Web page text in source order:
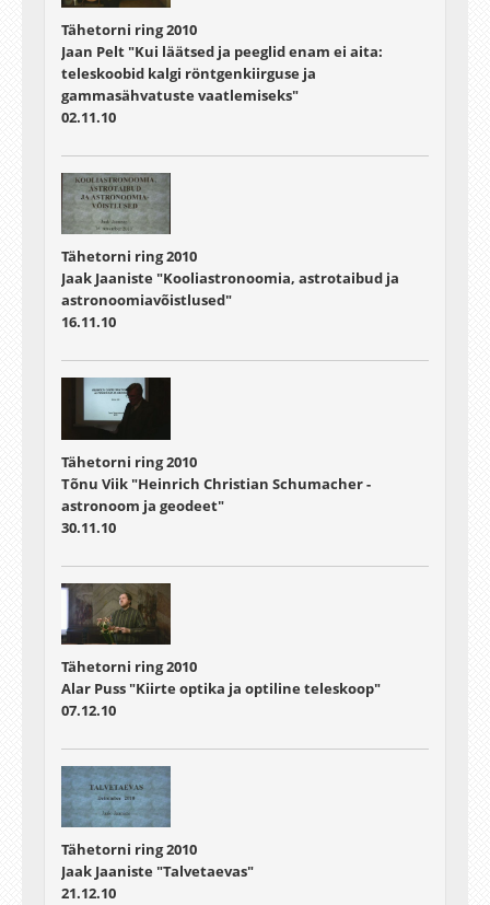
Tähetorni ring 2010
Jaan Pelt "Kui läätsed ja peeglid enam ei aita:
teleskoobid kalgi röntgenkiirguse ja
gammasähvatuste vaatlemiseks"
02.11.10
Tähetorni ring 2010
Jaak Jaaniste "Kooliastronoomia, astrotaibud ja
astronoomiavõistlused"
16.11.10
Tähetorni ring 2010
Tõnu Viik "Heinrich Christian Schumacher -
astronoom ja geodeet"
30.11.10
Tähetorni ring 2010
Alar Puss "Kiirte optika ja optiline teleskoop"
07.12.10
Tähetorni ring 2010
Jaak Jaaniste "Talvetaevas"
21.12.10